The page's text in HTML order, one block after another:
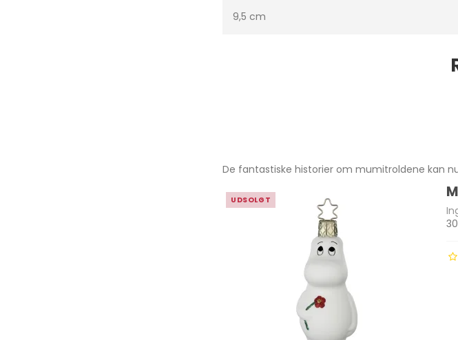
9,5 cm
De fantastiske historier om mumitroldene kan
UDSOLGT